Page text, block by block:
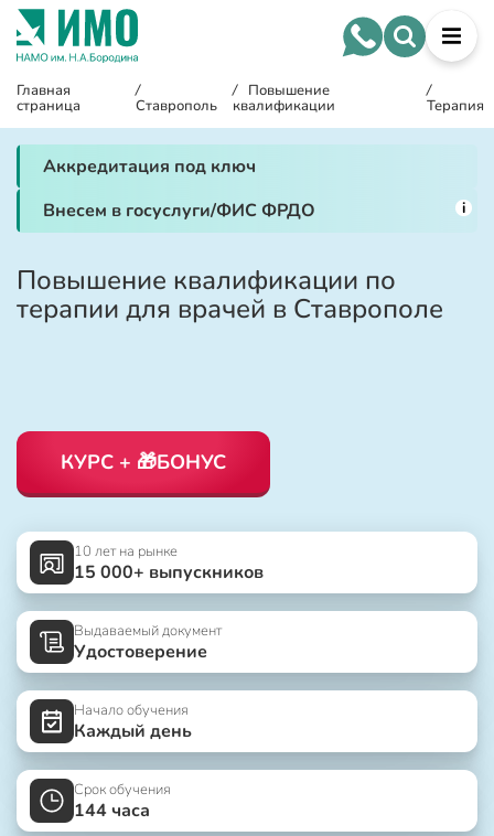
Главная
страница
/
Ставрополь
/ Повышение
квалификации
/
Терапия
Аккредитация под ключ
Внесем в госуслуги/ФИС ФРДО
i
Повышение квалификации по
терапии для врачей в Ставрополе
КУРС + 🎁БОНУС
10 лет на рынке
15 000+ выпускников
Выдаваемый документ
Удостоверение
Начало обучения
Каждый день
Срок обучения
144 часа